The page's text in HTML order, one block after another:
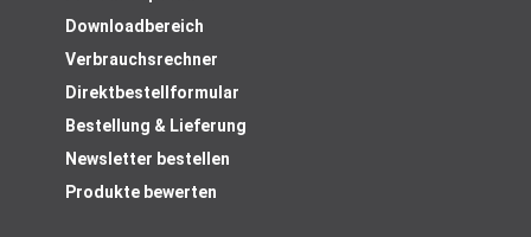
Downloadbereich
Verbrauchsrechner
Direktbestellformular
Bestellung & Lieferung
Newsletter bestellen
Produkte bewerten